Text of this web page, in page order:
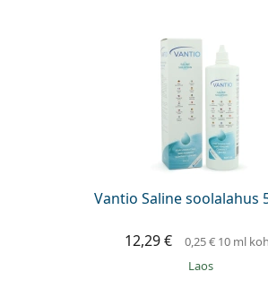
Vantio Saline soolalahus
12,29 € 0,25 € 10 ml
Laos